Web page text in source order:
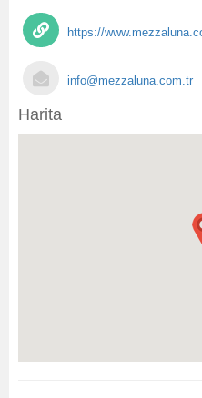
https://
info@mezzaluna.com.tr
Harita